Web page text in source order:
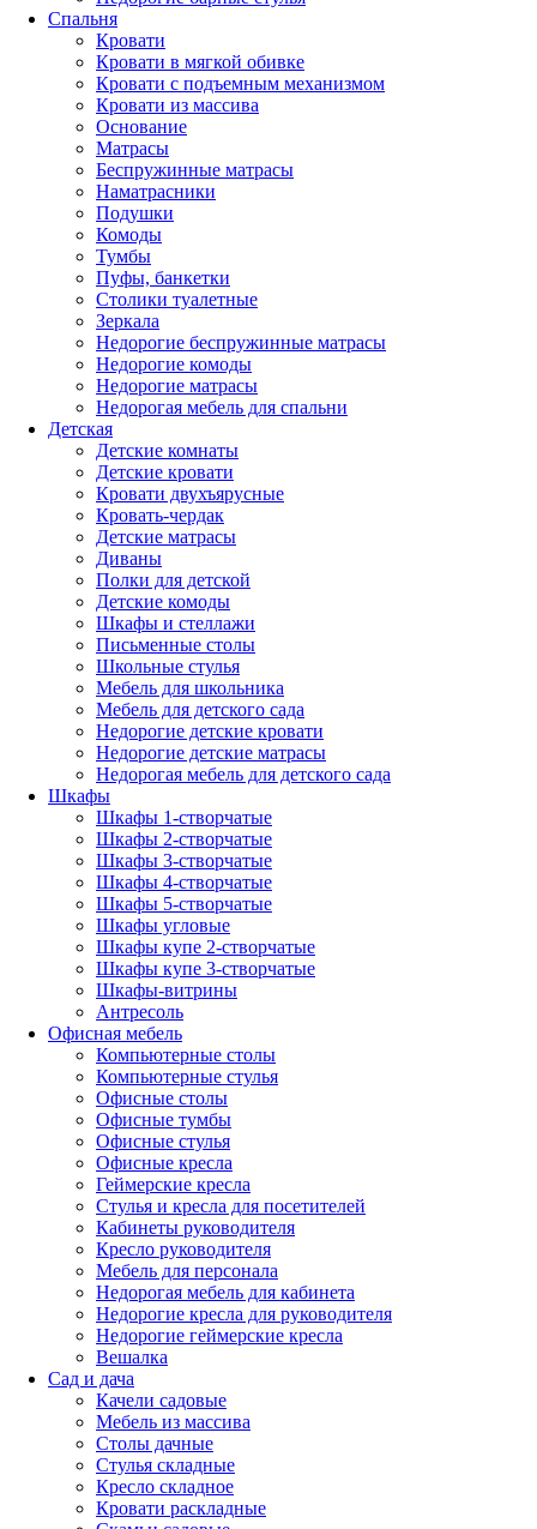
Спальня
Кровати
Кровати в мягкой обивке
Кровати с подъемным механизмом
Кровати из массива
Основание
Матрасы
Беспружинные матрасы
Наматрасники
Подушки
Комоды
Тумбы
Пуфы, банкетки
Столики туалетные
Зеркала
Недорогие беспружинные матрасы
Недорогие комоды
Недорогие матрасы
Недорогая мебель для спальни
Детская
Детские комнаты
Детские кровати
Кровати двухъярусные
Кровать-чердак
Детские матрасы
Диваны
Полки для детской
Детские комоды
Шкафы и стеллажи
Письменные столы
Школьные стулья
Мебель для школьника
Мебель для детского сада
Недорогие детские кровати
Недорогие детские матрасы
Недорогая мебель для детского сада
Шкафы
Шкафы 1-створчатые
Шкафы 2-створчатые
Шкафы 3-створчатые
Шкафы 4-створчатые
Шкафы 5-створчатые
Шкафы угловые
Шкафы купе 2-створчатые
Шкафы купе 3-створчатые
Шкафы-витрины
Антресоль
Офисная мебель
Компьютерные столы
Компьютерные стулья
Офисные столы
Офисные тумбы
Офисные стулья
Офисные кресла
Геймерские кресла
Стулья и кресла для посетителей
Кабинеты руководителя
Кресло руководителя
Мебель для персонала
Недорогая мебель для кабинета
Недорогие кресла для руководителя
Недорогие геймерские кресла
Вешалка
Сад и дача
Качели садовые
Мебель из массива
Столы дачные
Стулья складные
Кресло складное
Кровати раскладные